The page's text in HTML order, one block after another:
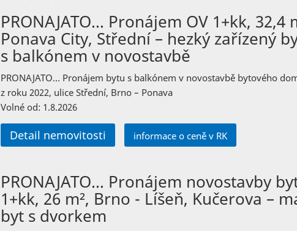
PRONAJATO… Pronájem OV 1+kk, 32,4
Ponava City, Střední – hezký zařízený
s balkónem v novostavbě
PRONAJATO… Pronájem bytu s balkónem v novostavbě bytového
z roku 2022, ulice Střední, Brno – Ponava
Volné od: 1.8.2026
Detail nemovitosti informace o ceně v RK
PRONAJATO… Pronájem novostavby
1+kk, 26 m², Brno - Líšeň, Kučerova –
byt s dvorkem